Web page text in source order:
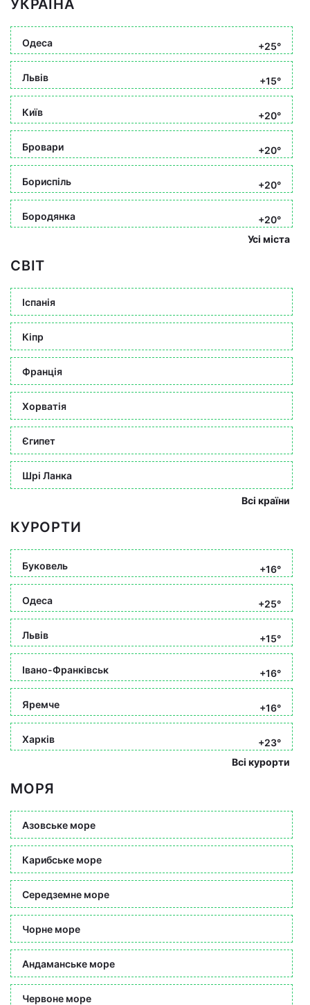
УКРАЇНА
Одеса +25°
Львів +15°
Київ +20°
Бровари +20°
Бориспіль +20°
Бородянка
+20°
Усі міста
СВІТ
Іспанія
Кіпр
Франція
Хорватія
Єгипет
Шрі Ланка
Всі країни
КУРОРТИ
Буковель +16°
Одеса +25°
Львів +15°
Івано-Франківськ +16°
Яремче +16°
Харків
+23°
Всі курорти
МОРЯ
Азовське море
Карибське море
Середземне море
Чорне море
Андаманське море
Червоне море